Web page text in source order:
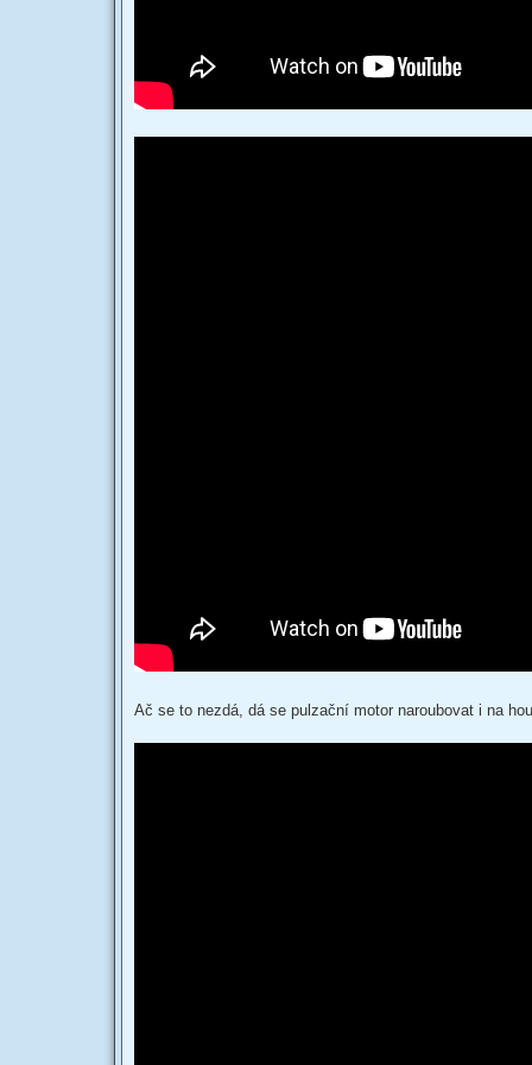
Ač se to nezdá, dá se pulzační motor naroubovat i na